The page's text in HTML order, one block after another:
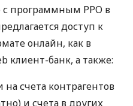
с программным РРО в
доступ к
онлайн, как в
клиент-банк, а также:
счета контрагентов
и счета в других